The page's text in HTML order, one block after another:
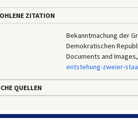
ZITATION
Bekanntmachung der
Demokratischen
Documents and
entstehung-zweier-
QUELLEN